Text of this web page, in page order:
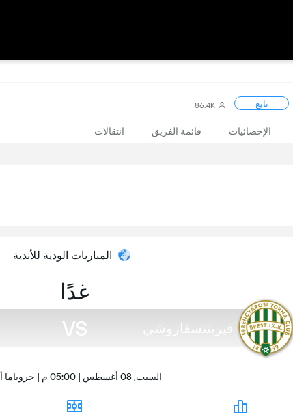
تابع 86.4K
الإحصائيات قائمة الفريق انتقالات
المباريات الودية للأندية
غدًا
فيرينتسفاروشي VS
السبت, 08 أغسطس | 05:00 م | جروباما أرينا